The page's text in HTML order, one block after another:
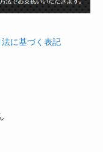
に基づく表記